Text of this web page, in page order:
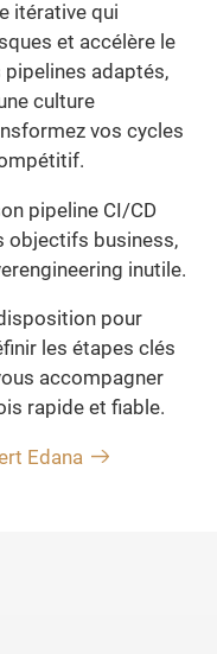
itérative qui
et accélère le
adaptés,
culture
vos cycles
pipeline CI/CD
objectifs business,
inutile.
pour
les étapes clés
accompagner
rapide et fiable.
Edana